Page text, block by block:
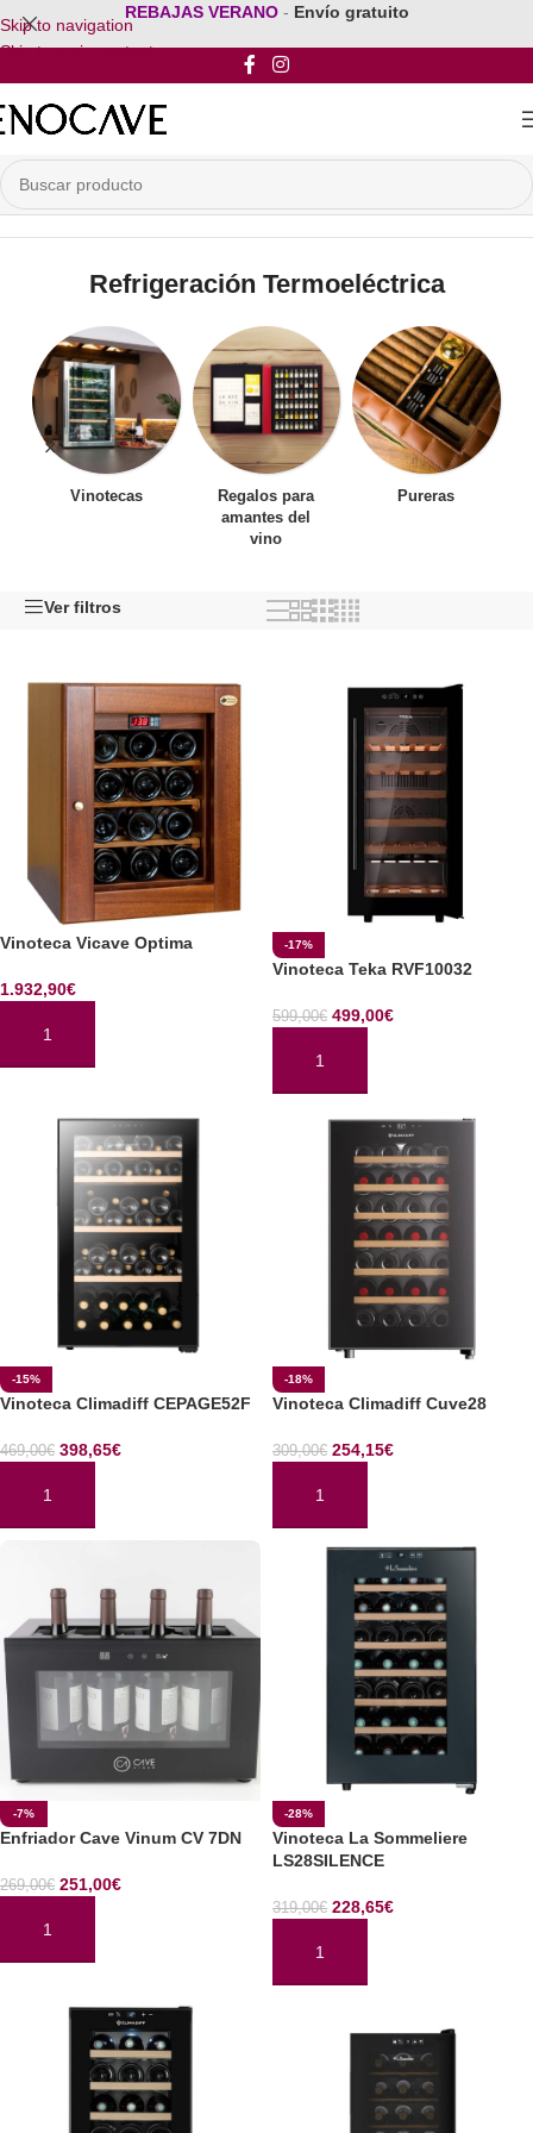
Skip to navigation
Skip to main content
REBAJAS VERANO - Envío gratuito
Inicio/Por Tipo de Refrigeracion/Refrigeración Termoeléctrica
Refrigeración Termoeléctrica
Vinotecas
Regalos para
amantes del
vino
Pureras
Ver filtros
Vinoteca Vicave Optima
1.932,90€
AÑADIR AL CARRITO
-17%
Vinoteca Teka RVF10032
599,00€ 499,00€
AÑADIR AL CARRITO
-15%
Vinoteca Climadiff CEPAGE52F
469,00€ 398,65€
AÑADIR AL CARRITO
-18%
Vinoteca Climadiff Cuve28
309,00€ 254,15€
AÑADIR AL CARRITO
-7%
Enfriador Cave Vinum CV 7DN
269,00€ 251,00€
AÑADIR AL CARRITO
-28%
Vinoteca La Sommeliere
LS28SILENCE
319,00€ 228,65€
AÑADIR AL CARRITO